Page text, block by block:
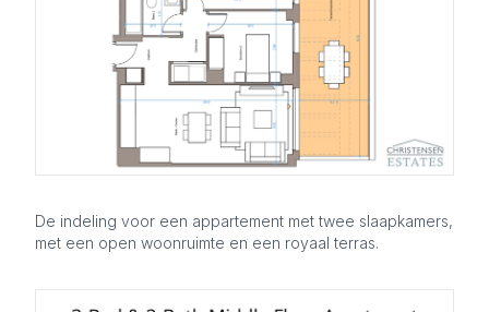
De indeling voor een appartement met twee slaapkamers,
met een open woonruimte en een royaal terras.